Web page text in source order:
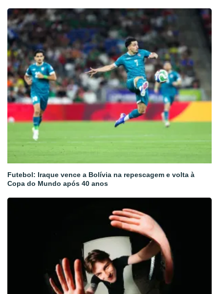
Futebol: Iraque vence a Bolívia na repescagem e volta à
Copa do Mundo após 40 anos